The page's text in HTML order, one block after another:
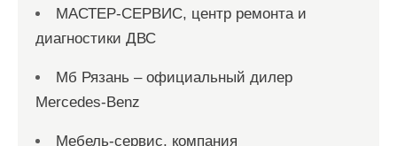
МАСТЕР-СЕРВИС, центр ремонта и
диагностики ДВС
Мб Рязань – официальный дилер
Mercedes-Benz
Мебель-сервис, компания